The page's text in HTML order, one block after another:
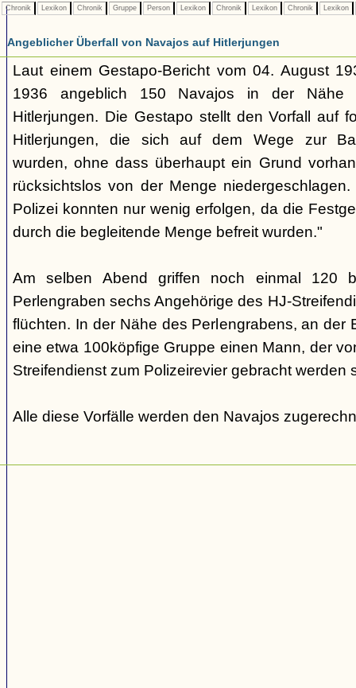
Chronik Lexikon Chronik Gruppe Person Lexikon Chronik Lexikon Chronik Lexikon
Angeblicher Überfall von Navajos auf Hitlerjungen
Laut einem Gestapo-Bericht vom 04. August
1936 angeblich 150 Navajos in der Nähe
Hitlerjungen. Die Gestapo stellt den Vorfall auf
Hitlerjungen, die sich auf dem Wege zur
wurden, ohne dass überhaupt ein Grund
rücksichtslos von der Menge
Polizei konnten nur wenig erfolgen, da die
durch die begleitende Menge befreit wurden."
Am selben Abend griffen noch einmal 120
Perlengraben sechs Angehörige des HJ-
flüchten. In der Nähe des Perlengrabens, an der
eine etwa 100köpfige Gruppe einen Mann, der
Streifendienst zum Polizeirevier gebracht werden
Alle diese Vorfälle werden den Navajos